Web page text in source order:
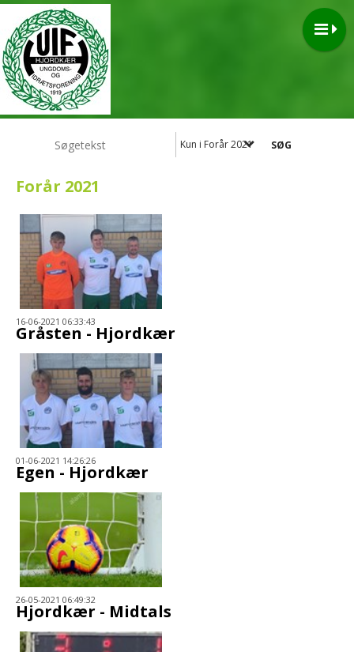
Kun i Forår 2021
Forår 2021
16-06-2021 06:33:43
Gråsten - Hjordkær
01-06-2021 14:26:26
Egen - Hjordkær
26-05-2021 06:49:32
Hjordkær - Midtals